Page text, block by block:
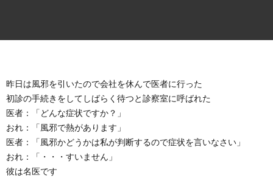
昨日は風邪を引いたので会社を休んで医者に行った
初診の手続きをしてしばらく待つと診察室に呼ばれた
医者：「どんな症状ですか？」
おれ：「風邪で熱があります」
医者：「風邪かどうかは私が判断するので症状を言いなさい」
おれ：「・・・すいません」
彼は名医です